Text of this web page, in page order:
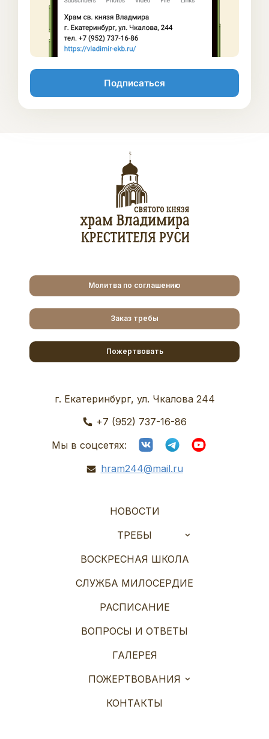
Подписаться
Молитва по соглашению
Заказ требы
Пожертвовать
г. Екатеринбург, ул. Чкалова 244
+7 (952) 737-16-86
Мы в соцсетях:
hram244@mail.ru
НОВОСТИ
ТРЕБЫ
ВОСКРЕСНАЯ ШКОЛА
СЛУЖБА МИЛОСЕРДИЕ
РАСПИСАНИЕ
ВОПРОСЫ И ОТВЕТЫ
ГАЛЕРЕЯ
ПОЖЕРТВОВАНИЯ
КОНТАКТЫ